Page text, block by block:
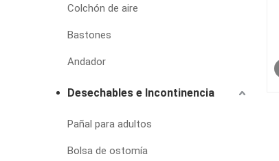
Colchón de aire
Bastones
Andador
Desechables e Incontinencia
Pañal para adultos
Bolsa de ostomía